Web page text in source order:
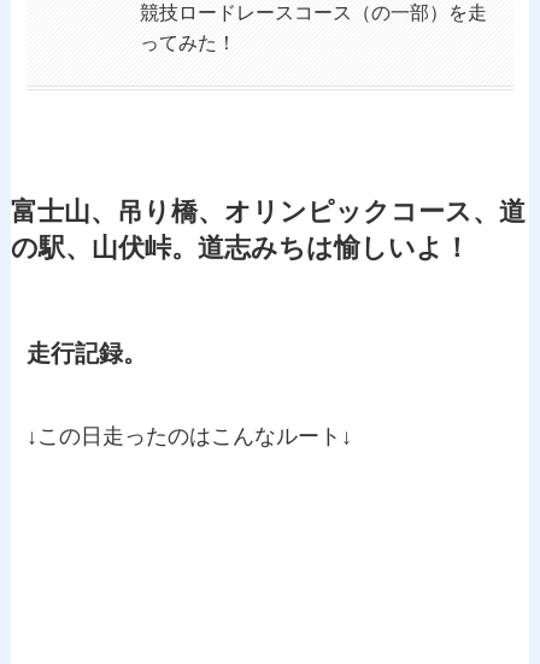
競技ロードレースコース（の一部）を走
ってみた！
富士山、吊り橋、オリンピックコース、道
の駅、山伏峠。道志みちは愉しいよ！
走行記録。
↓この日走ったのはこんなルート↓